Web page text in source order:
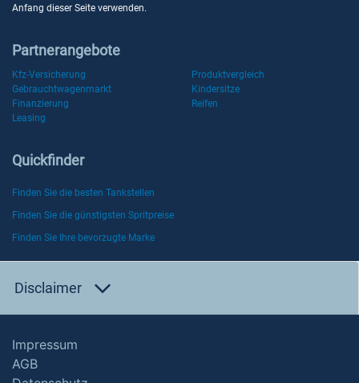
Anfang dieser Seite verwenden.
Partnerangebote
Kfz-Versicherung
Produktvergleich
Gebrauchtwagenmarkt
Kindersitze
Finanzierung
Reifen
Leasing
Quickfinder
Finden Sie die besten Tankstellen
Finden Sie die günstigsten Spritpreise
Finden Sie Ihre bevorzugte Marke
Disclaimer
Impressum
AGB